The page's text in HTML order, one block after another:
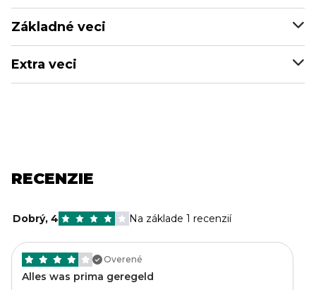
Základné veci
Extra veci
RECENZIE
Dobrý,4 Na základe 1 recenzií
Overené
Alles was prima geregeld